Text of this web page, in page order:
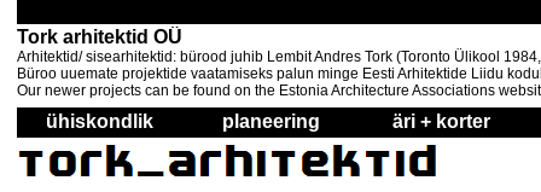
Tork arhitektid OÜ
Arhitektid/ sisearhitektid: bürood juhib Lembit Andres Tork (Toronto Ülikool
Büroo uuemate projektide vaatamiseks palun minge Eesti Arhitektide Liidu
Our newer projects can be found on the Estonia Architecture Associations
ühiskondlik planeering äri + korter